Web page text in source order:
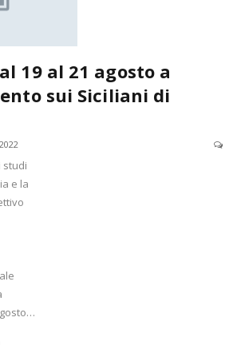
19 al 21 agosto a
sui Siciliani di
studi
e la